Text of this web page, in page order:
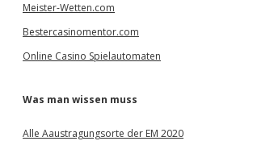
Meister-Wetten.com
Bestercasinomentor.com
Online Casino Spielautomaten
Was man wissen muss
Alle Aaustragungsorte der EM 2020